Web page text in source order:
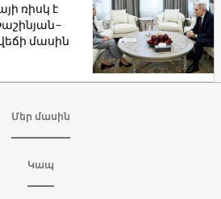
ռիսկ է
մասին
Մեր մասին
Կապ